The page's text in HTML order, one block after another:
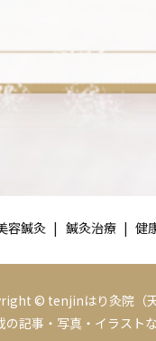
容鍼灸 鍼灸治療 健
© tenjinはり灸院（
の記事・写真・イラスト